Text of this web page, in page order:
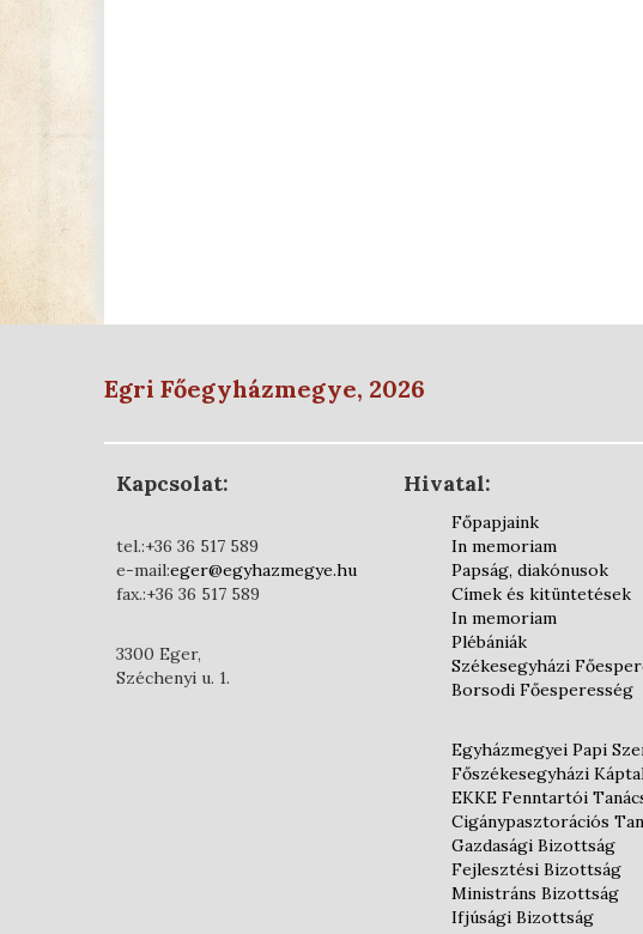
Egri Főegyházmegye, 2026
Kapcsolat:
tel.:+36 36 517 589
e-mail:eger@egyhazmegye.hu
fax.:+36 36 517 589
3300 Eger,
Széchenyi u. 1.
Hivatal:
Főpapjaink
In memoriam
Papság, diakónusok
Címek és kitüntetések
In memoriam
Plébániák
Székesegyházi
Borsodi Főesperesség
Egyházmegyei Papi
Főszékesegyházi
EKKE Fenntartói
Cigánypasztorációs
Gazdasági Bizottság
Fejlesztési Bizottság
Ministráns Bizottság
Ifjúsági Bizottság